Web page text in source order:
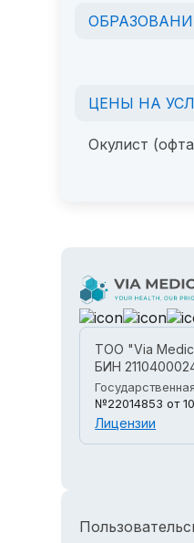
ЦЕНЫ НА
Окулист
ТОО "Via
БИН
№22014853 от
Лицензии